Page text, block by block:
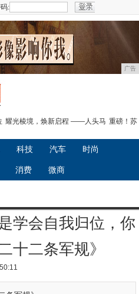
:
广告
耀光棱境，焕新启程 ——人头马 重磅！苏
科技 汽车 时尚
消费 微商
学会自我归位，你
十二条军规》